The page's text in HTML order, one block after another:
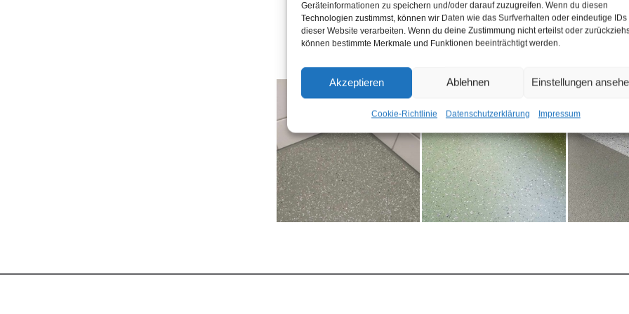
Geräteinformationen zu speichern und/oder darauf zuzugreifen. Wenn du diesen
Technologien zustimmst, können wir Daten wie das Surfverhalten oder eindeutige IDs
dieser Website verarbeiten. Wenn du deine Zustimmung nicht erteilst oder
können bestimmte Merkmale und Funktionen beeinträchtigt werden.
Akzeptieren Ablehnen Einstellungen
Cookie-Richtlinie Datenschutzerklärung Impressum
Gewerbe- und Industriehallen
Metzgereien, Großküchen, Getränkeindustrie
Tiefgaragen
leicht